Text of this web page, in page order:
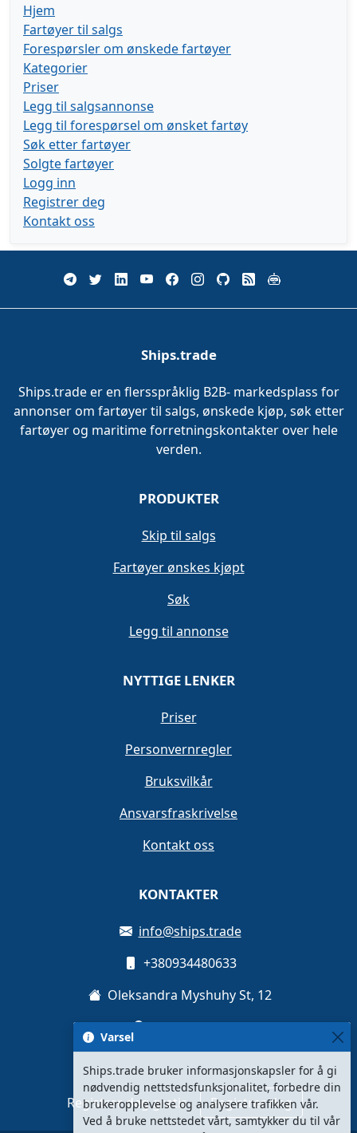
Hjem
Fartøyer til salgs
Forespørsler om ønskede fartøyer
Kategorier
Priser
Legg til salgsannonse
Legg til forespørsel om ønsket fartøy
Søk etter fartøyer
Solgte fartøyer
Logg inn
Registrer deg
Kontakt oss
Ships.trade
Ships.trade er en flersspråklig B2B- markedsplass for
annonser om fartøyer til salgs, ønskede kjøp, søk etter
fartøyer og maritime forretningskontakter over hele
verden.
PRODUKTER
Skip til salgs
Fartøyer ønskes kjøpt
Søk
Legg til annonse
NYTTIGE LENKER
Priser
Personvernregler
Bruksvilkår
Ansvarsfraskrivelse
Kontakt oss
KONTAKTER
info@ships.trade
+380934480633
Oleksandra Myshuhy St, 12
Kyiv, Ukraina
Registrer deg gratis Registrer deg
Varsel
Ships.trade bruker informasjonskapsler for å gi
nødvendig nettstedsfunksjonalitet, forbedre din
brukeropplevelse og analysere trafikken vår.
Ved å bruke nettstedet vårt, samtykker du til vår